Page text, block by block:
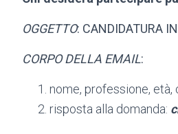
OGGETTO: CANDIDATURA
CORPO DELLA EMAIL:
nome, professione,
risposta alla domanda: